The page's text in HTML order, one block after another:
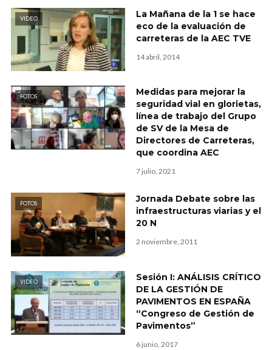
VIDEO
La Mañana de la 1 se hace
eco de la evaluación de
carreteras de la AEC TVE
14 abril, 2014
FOTOS
Medidas para mejorar la
seguridad vial en glorietas,
línea de trabajo del Grupo
de SV de la Mesa de
Directores de Carreteras,
que coordina AEC
7 julio, 2021
FOTOS
Jornada Debate sobre las
infraestructuras viarias y el
20 N
2 noviembre, 2011
VIDEO
Sesión I: ANÁLISIS CRÍTICO
DE LA GESTIÓN DE
PAVIMENTOS EN ESPAÑA
“Congreso de Gestión de
Pavimentos”
6 junio, 2017